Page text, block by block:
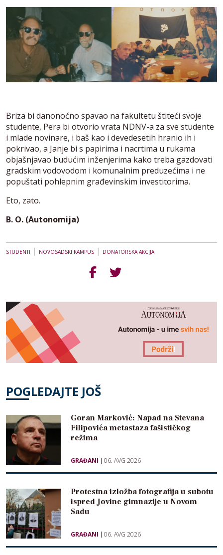
Briza bi danonoćno spavao na fakultetu štiteći svoje
studente, Pera bi otvorio vrata NDNV-a za sve studente
i mlade novinare, i baš kao i devedesetih hranio ih i
pokrivao, a Janje bi s papirima i nacrtima u rukama
objašnjavao budućim inženjerima kako treba gazdovati
gradskim vodovodom i komunalnim preduzećima i ne
popuštati pohlepnim građevinskim investitorima.
Eto, zato.
B. O. (Autonomija)
STUDENTI | NOVOSADSKI KAMPUS | DONATORSKA AKCIJA
POGLEDAJTE JOŠ
Goran Marković: Napad na Stevana
Filipovića metastaza fašističkog
režima
GRAĐANI 06. AVG 2026
Protestna izložba fotografija u subotu
ispred Jovine gimnazije u Novom
Sadu
GRAĐANI 06. AVG 2026